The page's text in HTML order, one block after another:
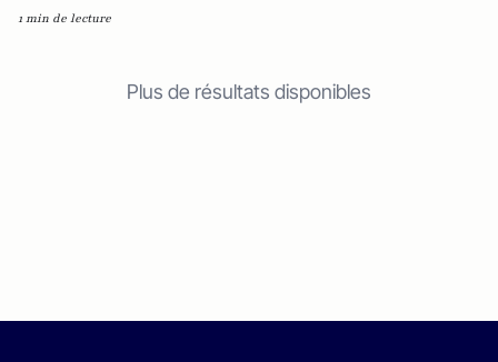
1 min de lecture
Plus de résultats disponibles